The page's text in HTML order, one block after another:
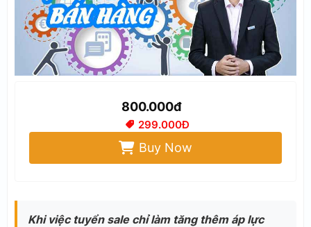
800.000đ
299.000Đ
Buy Now
Khi việc tuyển sale chỉ làm tăng thêm áp lực